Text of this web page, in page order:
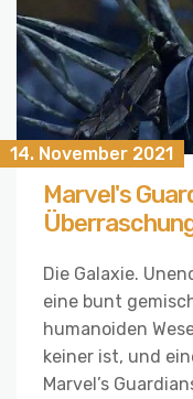
14. November 2021
Marvel's
Die Galaxie.
eine bunt
humanoiden
keiner ist, und
Marvel’s